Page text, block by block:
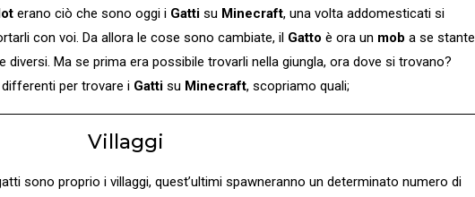
erano ciò che sono oggi i Gatti su Minecraft, una volta addomesticati si
con voi. Da allora le cose sono cambiate, il Gatto è ora un moba se stante
diversi. Ma se prima era possibile trovarli nella giungla, ora dove si trovano?
per trovare i Gatti su Minecraft, scopriamo quali;
Villaggi
sono proprio i villaggi, quest’ultimi spawneranno un determinato numero di